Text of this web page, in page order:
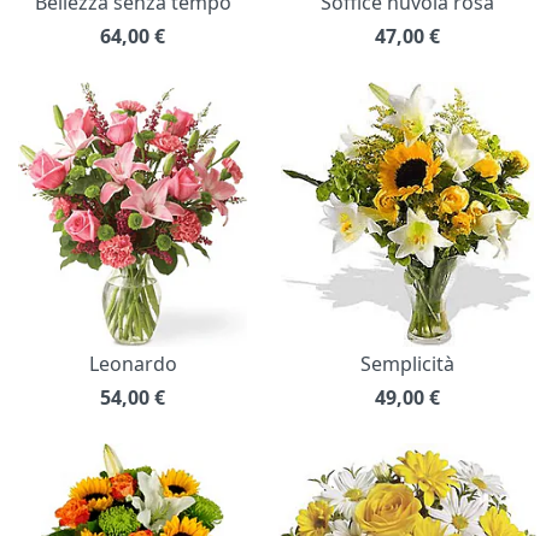
64,00€
47,00€
Leonardo
54,00€
Semplicità
49,00€